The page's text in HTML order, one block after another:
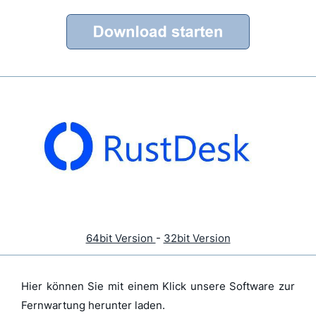
64bit Version - 32bit Version
Hier können Sie mit einem Klick unsere Software zur
Fernwartung herunter laden.